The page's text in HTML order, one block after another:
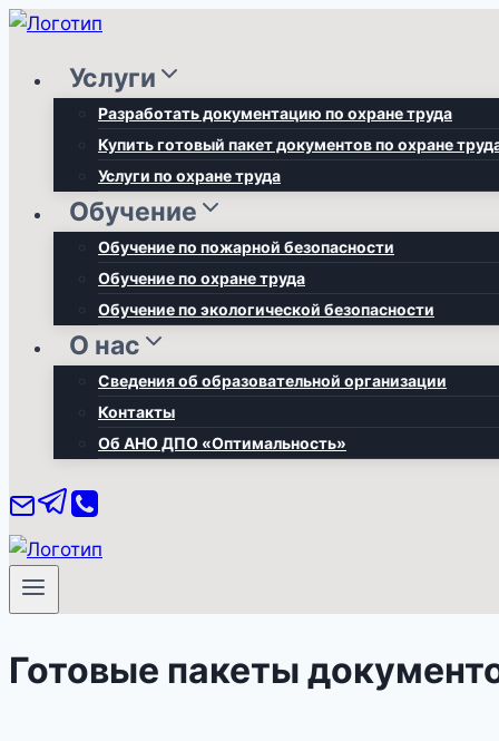
Перейти
содержимому
Услуги
Разработать документацию по охране труда
Купить готовый пакет документов по охране
Услуги по охране труда
Обучение
Обучение по пожарной безопасности
Обучение по охране труда
Обучение по экологической безопасности
О нас
Сведения об образовательной организации
Контакты
Об АНО ДПО «Оптимальность»
Готовые пакеты